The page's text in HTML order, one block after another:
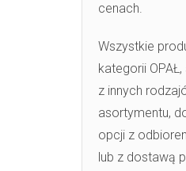
cenach.
Wszystkie
kategorii
z innych
asortymentu,
opcji z
lub z dostawą